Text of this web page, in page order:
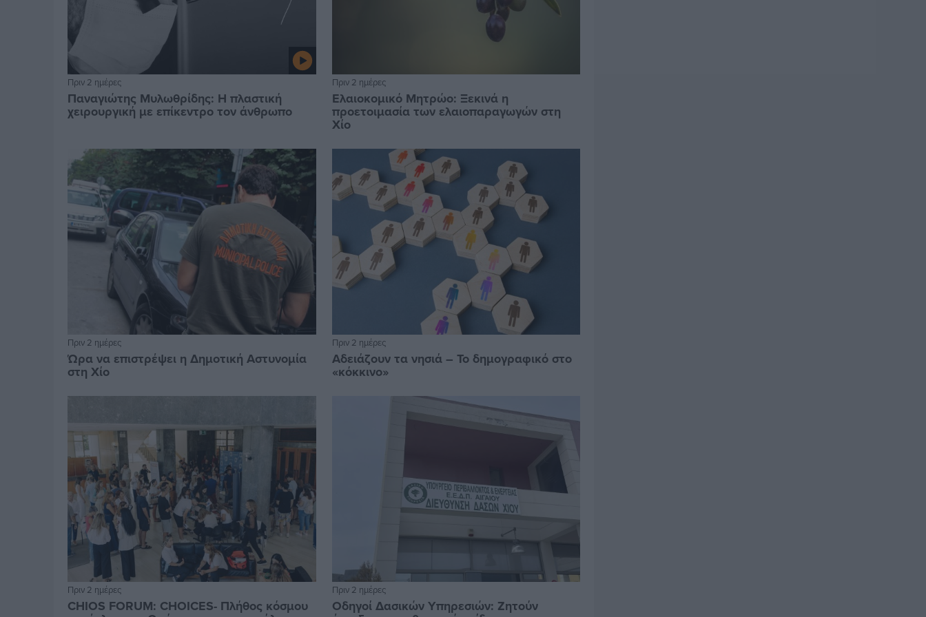
Πριν 2 ημέρες
Παναγιώτης Μυλωθρίδης: Η πλαστική
χειρουργική με επίκεντρο τον άνθρωπο
Πριν 2 ημέρες
Ελαιοκομικό Μητρώο: Ξεκινά η
προετοιμασία των ελαιοπαραγωγών στη
Χίο
Πριν 2 ημέρες
Ώρα να επιστρέψει η Δημοτική Αστυνομία
στη Χίο
Πριν 2 ημέρες
Αδειάζουν τα νησιά – Το δημογραφικό στο
«κόκκινο»
Πριν 2 ημέρες
CHIOS FORUM: CHOICES- Πλήθος κόσμου
Πριν 2 ημέρες
Οδηγοί Δασικών Υπηρεσιών: Ζητούν